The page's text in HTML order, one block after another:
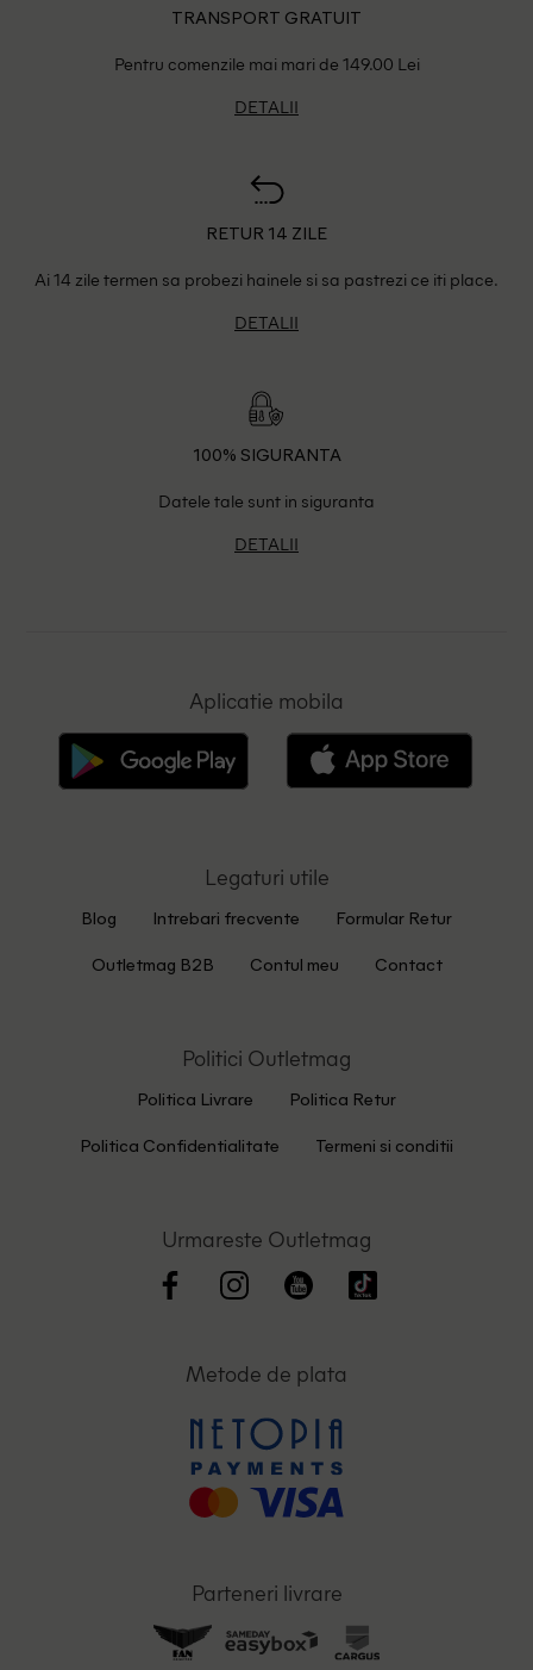
TRANSPORT GRATUIT
Pentru comenzile mai mari de 149.00 Lei
DETALII
RETUR 14 ZILE
Ai 14 zile termen sa probezi hainele si sa pastrezi ce iti place.
DETALII
100% SIGURANTA
Datele tale sunt in siguranta
DETALII
Aplicatie mobila
Legaturi utile
Blog Intrebari frecvente Formular Retur
Outletmag B2B Contul meu Contact
Politici Outletmag
Politica Livrare Politica Retur
Politica Confidentialitate Termeni si conditii
Urmareste Outletmag
Metode de plata
Parteneri livrare